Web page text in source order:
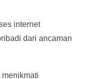
internet
dari ancaman